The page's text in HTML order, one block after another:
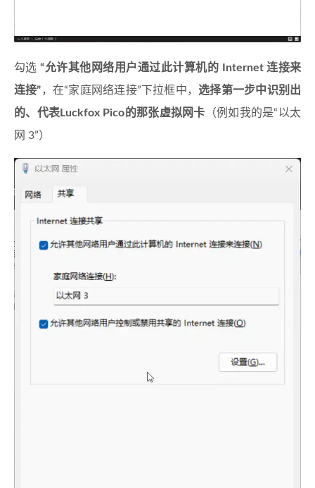
勾选“允许其他网络用户通过此计算机的 Internet 连接来
连接”，在“家庭网络连接”下拉框中， 选择第一步中识别出
的、代表Luckfox Pico的那张虚拟网卡 （例如我的是“以太
网 3”）